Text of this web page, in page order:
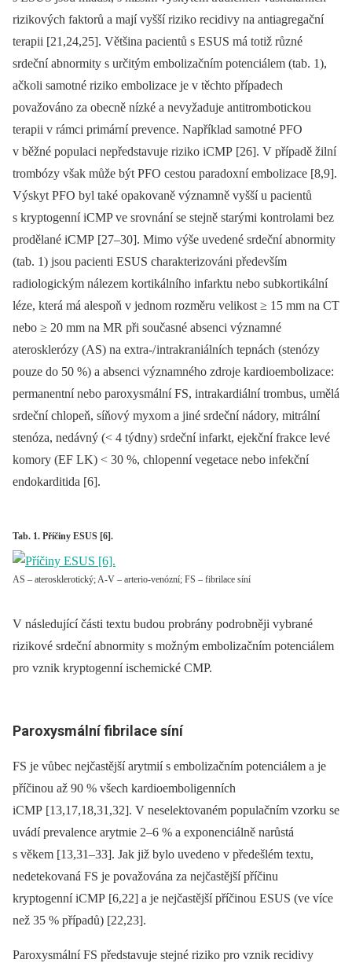
rizikových faktorů a mají vyšší riziko recidivy na antiagregační
terapii [21,24,25]. Většina pacientů s ESUS má totiž různé
srdeční abnormity s určitým embolizačním potenciálem (tab. 1),
ačkoli samotné riziko embolizace je v těchto případech
považováno za obecně nízké a nevyžaduje antitrombotickou
terapii v rámci primární prevence. Například samotné PFO
v běžné populaci nepředstavuje riziko iCMP [26]. V případě žilní
trombózy však může být PFO cestou paradoxní embolizace [8,9].
Výskyt PFO byl také opakovaně významně vyšší u pacientů
s kryptogenní iCMP ve srovnání se stejně starými kontrolami bez
prodělané iCMP [27–30]. Mimo výše uvedené srdeční abnormity
(tab. 1) jsou pacienti ESUS charakterizováni především
radiologickým nálezem kortikálního infarktu nebo subkortikální
léze, která má alespoň v jednom rozměru velikost ≥ 15 mm na CT
nebo ≥ 20 mm na MR při současné absenci významné
aterosklerózy (AS) na extra-/ intrakraniálních tepnách (stenózy
pouze do 50 %) a absenci významného zdroje kardioembolizace:
permanentní nebo paroxysmální FS, intrakardiální trombus, umělá
srdeční chlopeň, síňový myxom a jiné srdeční nádory, mitrální
stenóza, nedávný (< 4 týdny) srdeční infarkt, ejekční frakce levé
komory (EF LK) < 30 %, chlopenní vegetace nebo infekční
endokarditida [6].
Tab. 1. Příčiny ESUS [6].
AS – aterosklerotický; A-V – arterio-venózní; FS – fibrilace síní
V následující části textu budou probrány podrobněji vybrané
rizikové srdeční abnormity s možným embolizačním potenciálem
pro vznik kryptogenní ischemické CMP.
Paroxysmální fibrilace síní
FS je vůbec nejčastější arytmií s embolizačním potenciálem a je
příčinou až 90 % všech kardioemboligenních
iCMP [13,17,18,31,32]. V neselektovaném populačním vzorku se
uvádí prevalence arytmie 2–6 % a exponenciálně narůstá
s věkem [13,31–33]. Jak již bylo uvedeno v předešlém textu,
nedetekovaná FS je považována za nejčastější příčinu
kryptogenní iCMP [6,22] a je nejčastější příčinou ESUS (ve více
než 35 % případů) [22,23].
Paroxysmální FS představuje stejné riziko pro vznik recidivy